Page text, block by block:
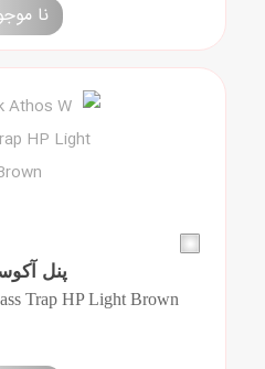
نا
پنل
Trap HP Light Brown